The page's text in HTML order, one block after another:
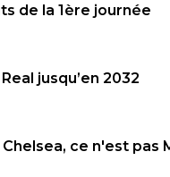
de la 1ère journée
jusqu’en 2032
ce n'est pas